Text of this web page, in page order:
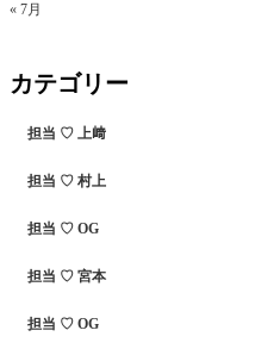
« 7月
カテゴリー
担当 ♡ 上﨑
担当 ♡ 村上
担当 ♡ OG
担当 ♡ 宮本
担当 ♡ OG